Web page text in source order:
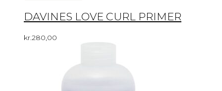
DAVINES LOVE CURL PRIMER
kr.280,00